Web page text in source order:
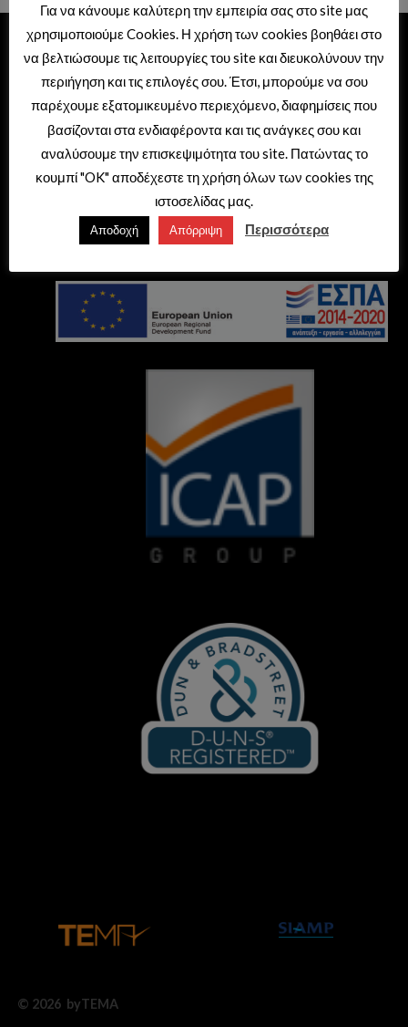
ΕΙΔΗ ΥΓΙΕΙΝΗΣ – ΞΕΝΟΔΟΧΕΙΑΚΟΣ
ΕΞΟΠΛΙΣΜΟΣ
Διεύθυνση: Θερμαϊκού 41,
Σταυρούπολη – Θεσσαλονίκη
Τηλέφωνο: 2310 692999
e-mail: sales@tema.gr
© 2026 byTEMA
Για να κάνουμε καλύτερη την εμπειρία σας στο site μας
χρησιμοποιούμε Cookies. Η χρήση των cookies βοηθάει στο
να βελτιώσουμε τις λειτουργίες του site και διευκολύνουν την
περιήγηση και τις επιλογές σου. Έτσι, μπορούμε να σου
παρέχουμε εξατομικευμένο περιεχόμενο, διαφημίσεις που
βασίζονται στα ενδιαφέροντα και τις ανάγκες σου και
αναλύσουμε την επισκεψιμότητα του site. Πατώντας το
κουμπί "OK" αποδέχεστε τη χρήση όλων των cookies της
ιστοσελίδας μας.
Αποδοχή Απόρριψη Περισσότερα